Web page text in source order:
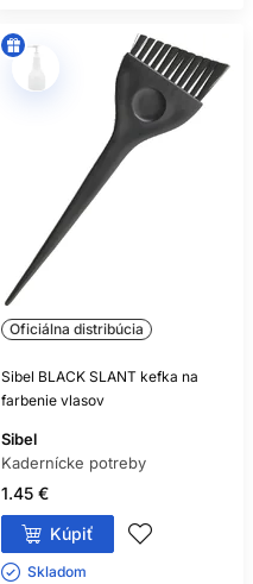
Oficiálna distribúcia
Sibel BLACK SLANT kefka na
farbenie vlasov
Sibel
Kadernícke potreby
1.45 €
Kúpiť
Skladom ㅤ